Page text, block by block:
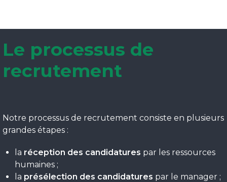
Le processus de
recrutement
Notre processus de recrutement consiste en plusieurs
grandes étapes :
la réception des candidatures par les ressources
humaines ;
la présélection des candidatures par le manager ;